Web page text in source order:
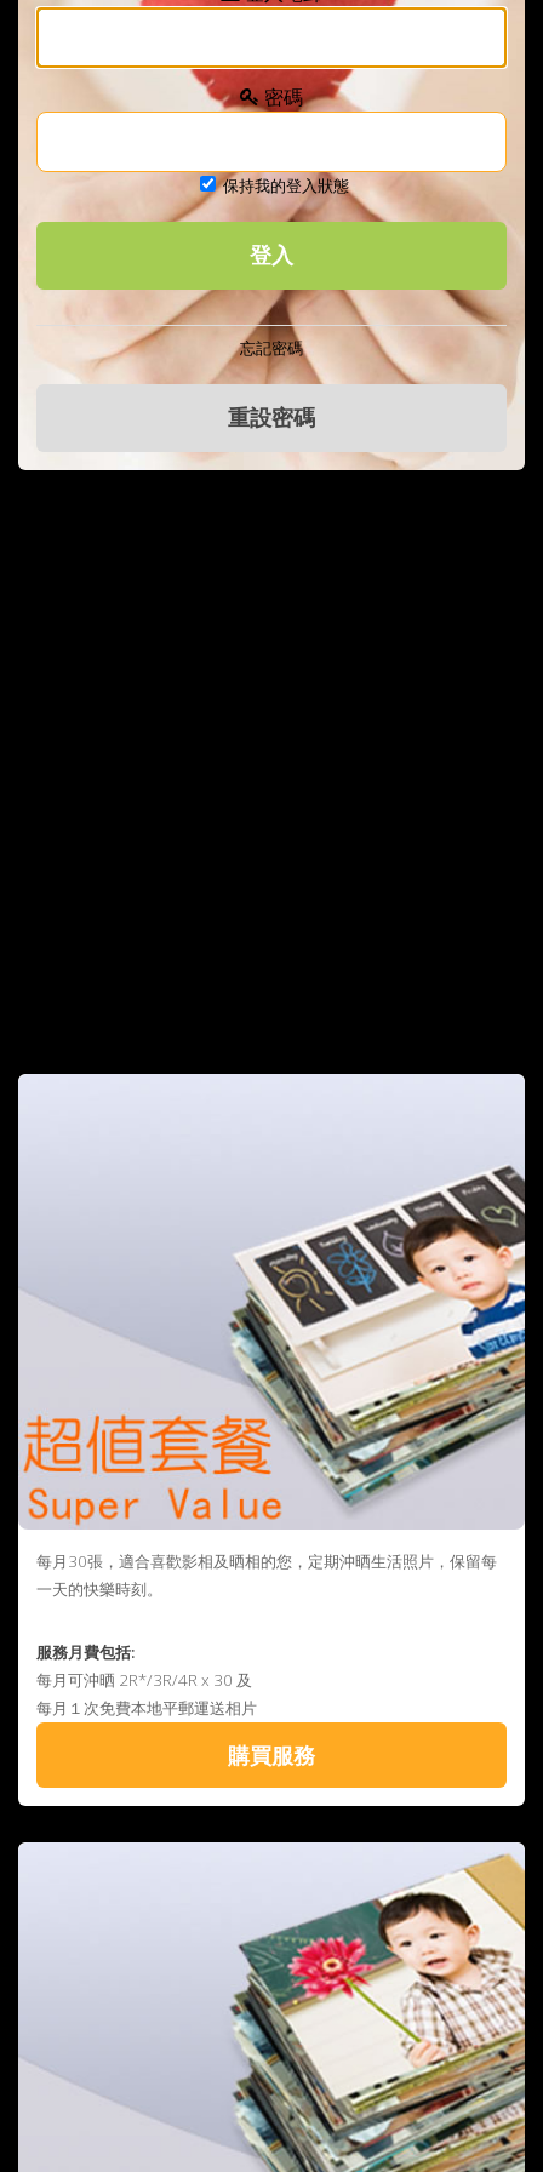
密碼
保持我的登入狀態
忘記密碼
每月30張，適合喜歡影相及晒相的您，定期沖晒生活照片，保留每
一天的快樂時刻。
服務月費包括:
每月可沖晒 2R*/3R/4R x 30 及
每月１次免費本地平郵運送相片
購買服務